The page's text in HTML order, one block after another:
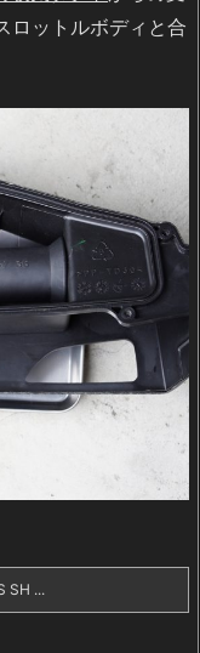
ロットルボディと合
SH ...